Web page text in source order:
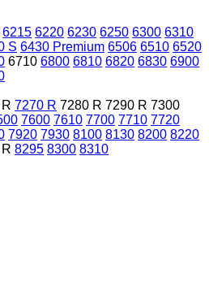
6215 6220 6230 6250 6300 6310
S 6430 Premium 6506 6510 6520
6710 6800 6810 6820 6830 6900
7270 R 7280 R 7290 R 7300
7600 7610 7700 7710 7720
7920 7930 8100 8130 8200 8220
8295 8300 8310